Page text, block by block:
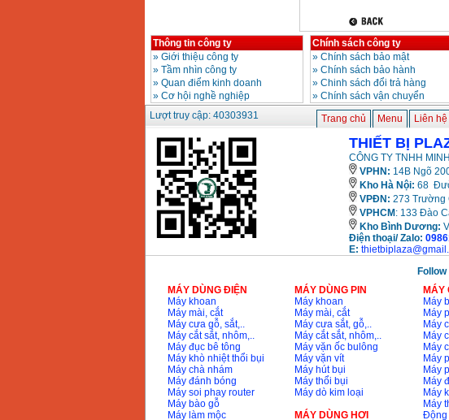
Thông tin công ty
» Giới thiệu công ty
» Tầm nhìn công ty
» Quan điểm kinh doanh
» Cơ hội nghề nghiệp
Chính sách công ty
» Chính sách bảo mật
» Chính sách bảo hành
» Chinh sách đổi trả hàng
» Chính sách vận chuyển
Lượt truy cập: 40303931 Trang chủ Menu Liên hệ
THIẾT BỊ
CÔNG TY TNHH
VPHN: 14B Ngõ
Kho Hà Nội: 68
VPĐN: 273 Trường
VPHCM : 133 Đào
Kho Bình Dương:
Điện thoại/ Zalo:
E:
MÁY DÙNG ĐIỆN
Máy khoan
Máy mài, cắt
Máy cưa gỗ, sắt,..
Máy cắt sắt, nhôm,..
Máy đục bê tông
Máy khò nhiệt thổi bụi
Máy chà nhám
Máy đánh bóng
Máy soi phay router
Máy bào gỗ
Máy làm mộc
MÁY DÙNG PIN
Máy khoan
Máy mài, cắt
Máy cưa sắt, gỗ,..
Máy cắt sắt, nhôm,..
Máy vặn ốc bulông
Máy vặn vít
Máy hút bụi
Máy thổi bụi
Máy dò kim loại
MÁY DÙNG HƠI
MÁY
Máy
Máy
Máy
Máy
Máy
Máy
Máy
Máy
Máy
Máy
Động